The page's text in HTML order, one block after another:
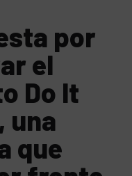
por
el
Do It
una
que